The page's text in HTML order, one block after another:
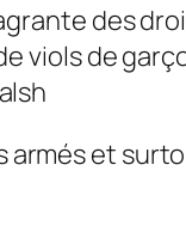
des
viols de
et